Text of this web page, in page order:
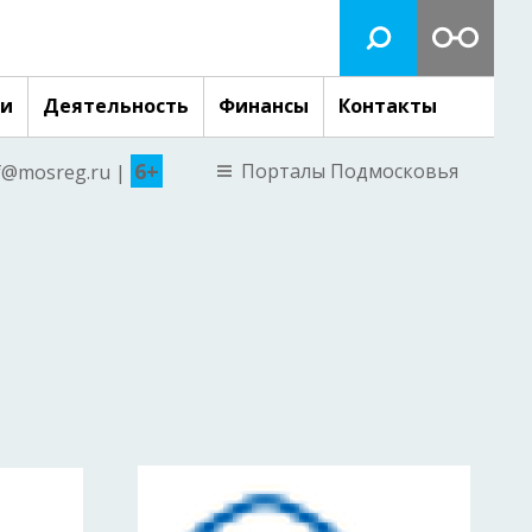
Деятельность Финансы Контакты
| 6+ Порталы Подмосковья